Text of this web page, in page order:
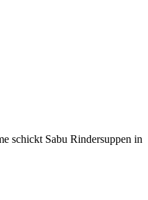
schickt Sabu Rindersuppen in